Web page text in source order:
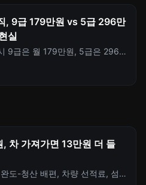
, 9급 179만원 vs 5급 296만
실
9급은 월 179만원, 5급은 296
른 예상 수령액, 지급률 변화,
교까지 정리합니다.
, 차 가져가면 13만원 더 들
도-청산 배편, 차량 선적료, 섬